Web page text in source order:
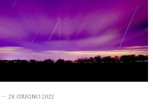
28 GIUGNO 2022